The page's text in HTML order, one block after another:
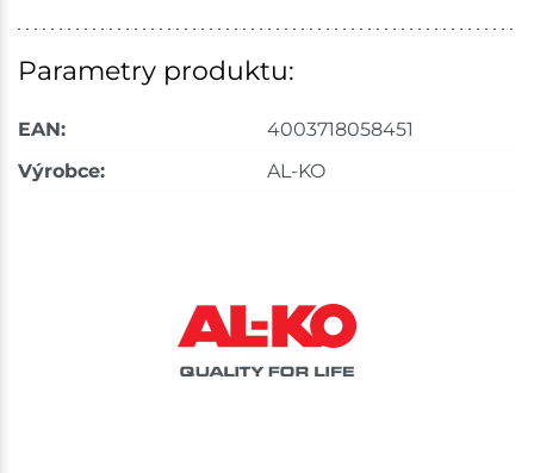
Parametry produktu:
EAN:
4003718058451
Výrobce:
AL-KO